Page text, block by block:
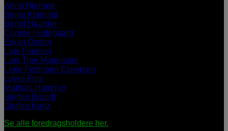
Anne Hjernøe
Bente Klarlund
Bertel Haarder
Connie Hedegaard
Erkan Özden
Lars Findsen
Lars Trier Mogensen
Lene Feltmann Espersen
Lykke Friis
Mathias Hammer
Steffen Brandt
Steffen Kretz
Se alle foredragsholdere her.